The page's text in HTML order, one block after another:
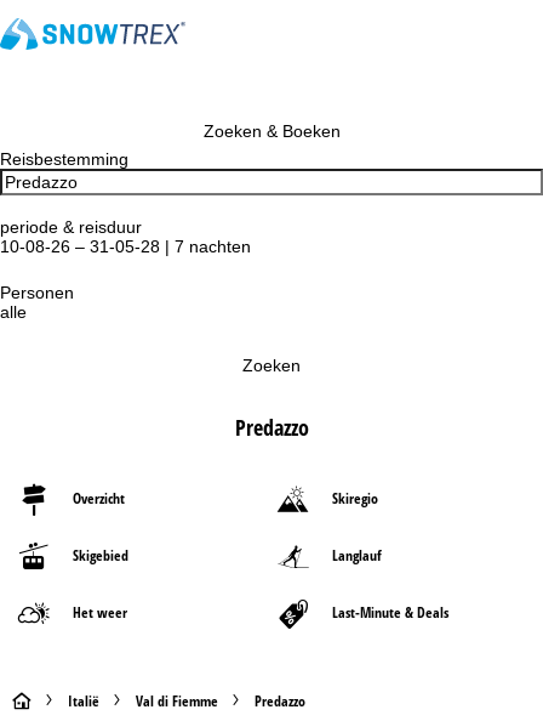
Zoeken & Boeken
Reisbestemming
periode & reisduur
10-08-26 – 31-05-28 | 7 nachten
Personen
alle
Zoeken
Predazzo
Overzicht Skiregio
Skigebied Langlauf
Het weer Last-Minute & Deals
S Italië Val di Fiemme Predazzo